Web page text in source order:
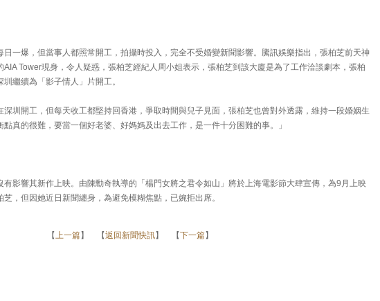
日一爆，但當事人都照常開工，拍攝時投入，完全不受婚變新聞影響。騰訊娛樂指出，張柏芝前天神
Tower現身，令人疑惑，張柏芝經紀人周小姐表示，張柏芝到該大廈是為了工作洽談劇本，張柏
繼續為「影子情人」片開工。
圳開工，但每天收工都堅持回香港，爭取時間與兒子見面，張柏芝也曾對外透露，維持一段婚姻生
真的很難，要當一個好老婆、好媽媽及出去工作，是一件十分困難的事。」
有影響其新作上映。由陳勳奇執導的「楊門女將之君令如山」將於上海電影節大肆宣傳，為9月上映
，但因她近日新聞纏身，為避免模糊焦點，已婉拒出席。
【上一篇】 【返回新聞快訊】 【下一篇】